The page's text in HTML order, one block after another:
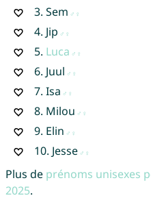
3. Sem
4. Jip
5. Luca
6. Juul
7. Isa
8. Milou
9. Elin
10. Jesse
Plus de prénoms unisexes
2025.